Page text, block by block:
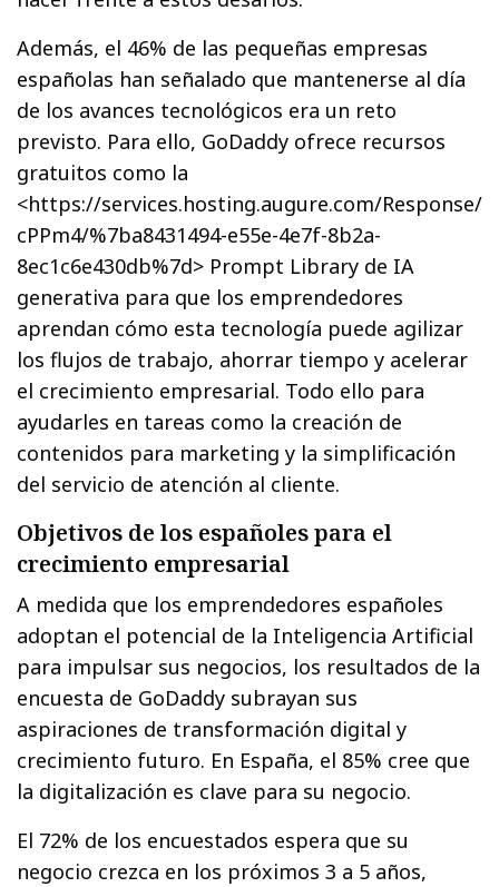
Además, el 46% de las pequeñas empresas
españolas han señalado que mantenerse al día
de los avances tecnológicos era un reto
previsto. Para ello, GoDaddy ofrece recursos
gratuitos como la
<https://services.hosting.augure.com/Response/
cPPm4/%7ba8431494-e55e-4e7f-8b2a-
8ec1c6e430db%7d> Prompt Library de IA
generativa para que los emprendedores
aprendan cómo esta tecnología puede agilizar
los flujos de trabajo, ahorrar tiempo y acelerar
el crecimiento empresarial. Todo ello para
ayudarles en tareas como la creación de
contenidos para marketing y la simplificación
del servicio de atención al cliente.
Objetivos de los españoles para el
crecimiento empresarial
A medida que los emprendedores españoles
adoptan el potencial de la Inteligencia Artificial
para impulsar sus negocios, los resultados de la
encuesta de GoDaddy subrayan sus
aspiraciones de transformación digital y
crecimiento futuro. En España, el 85% cree que
la digitalización es clave para su negocio.
El 72% de los encuestados espera que su
negocio crezca en los próximos 3 a 5 años,